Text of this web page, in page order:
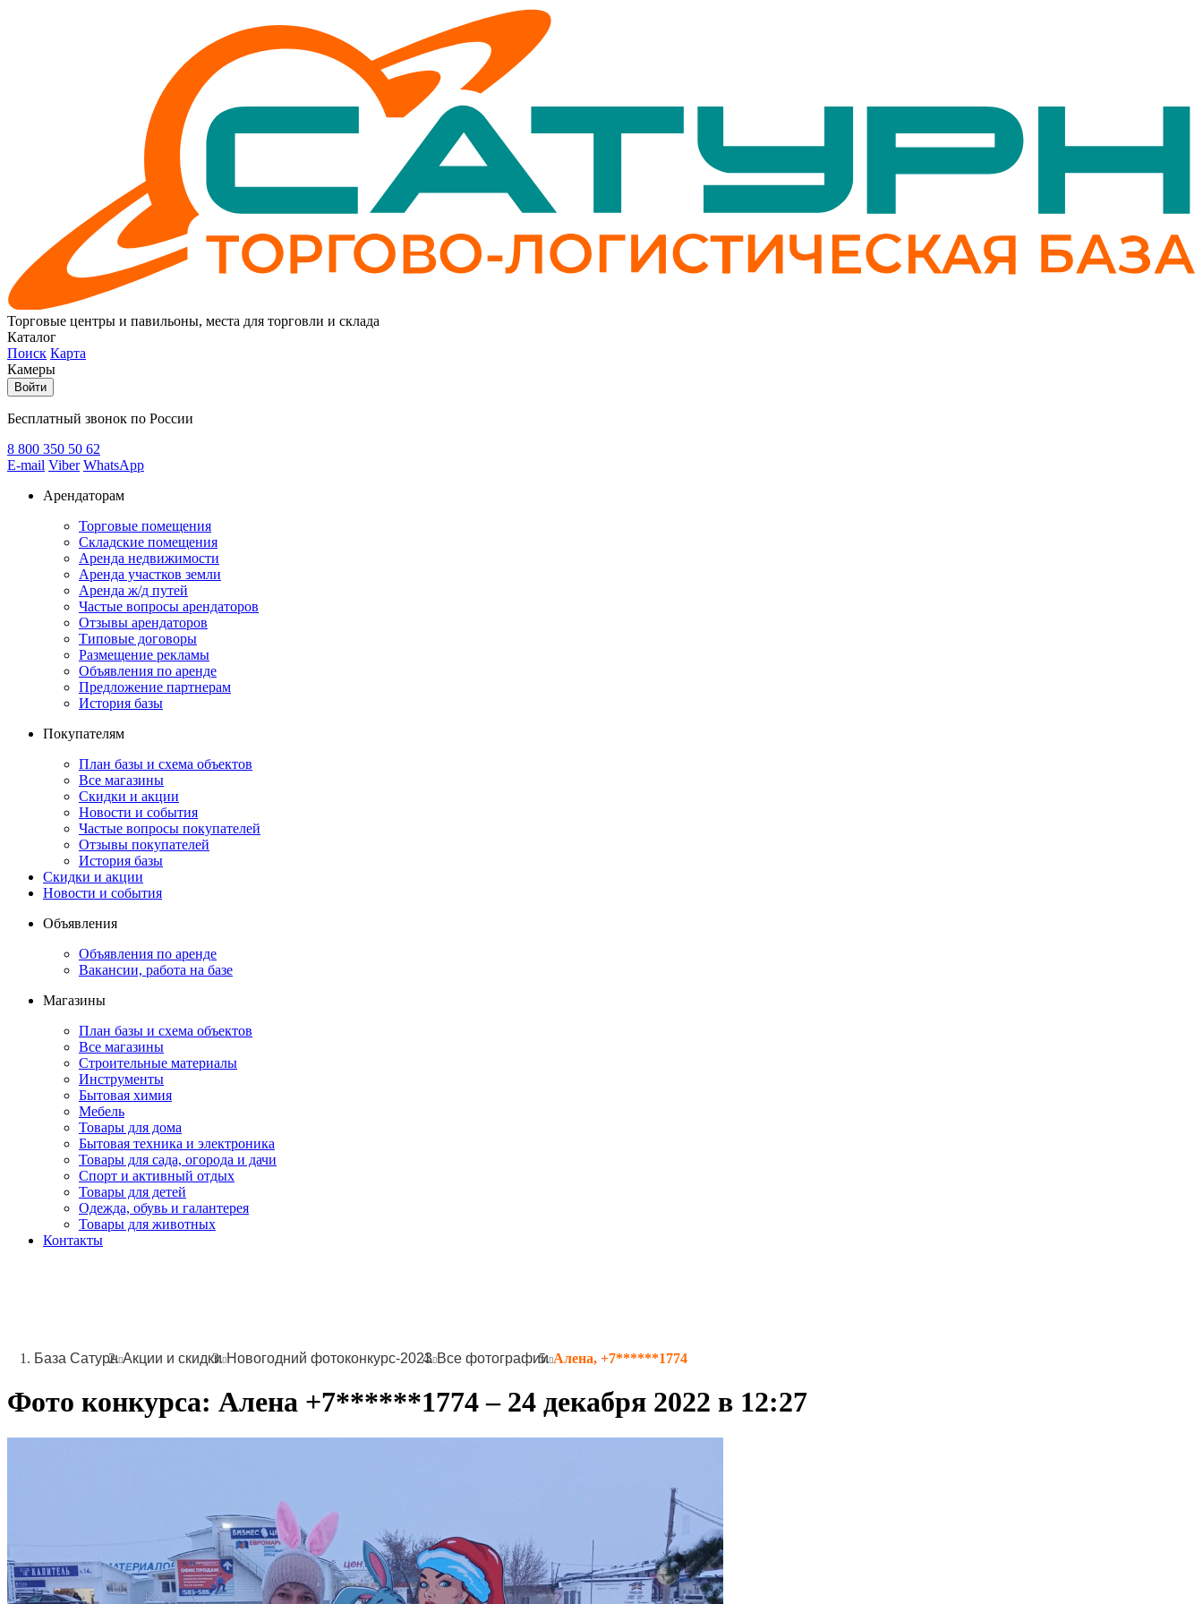
Торговые центры и павильоны, места для торговли и склада
Каталог
Поиск Карта
Камеры
Войти
Бесплатный звонок по России
8 800 350 50 62
E-mail Viber WhatsApp
Арендаторам
Торговые помещения
Складские помещения
Аренда недвижимости
Аренда участков земли
Аренда ж/д путей
Частые вопросы арендаторов
Отзывы арендаторов
Типовые договоры
Размещение рекламы
Объявления по аренде
Предложение партнерам
История базы
Покупателям
План базы и схема объектов
Все магазины
Скидки и акции
Новости и события
Частые вопросы покупателей
Отзывы покупателей
История базы
Скидки и акции
Новости и события
Объявления
Объявления по аренде
Вакансии, работа на базе
Магазины
План базы и схема объектов
Все магазины
Строительные материалы
Инструменты
Бытовая химия
Мебель
Товары для дома
Бытовая техника и электроника
Товары для сада, огорода и дачи
Спорт и активный отдых
Товары для детей
Одежда, обувь и галантерея
Товары для животных
Контакты
База Сатурн Акции и скидки Новогодний фотоконкурс-2023 Все фотографии Алена, +7******1774
Фото конкурса: Алена +7******1774 – 24 декабря 2022 в 12:27